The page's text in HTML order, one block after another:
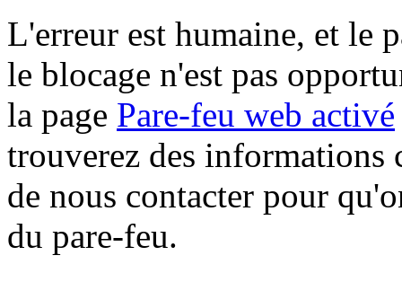
L'erreur est humaine, et le
le blocage n'est pas
la page Pare-feu web activé
trouverez des informations
de nous contacter pour
du pare-feu.